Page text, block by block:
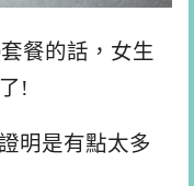
餐的話，女生
!
明是有點太多